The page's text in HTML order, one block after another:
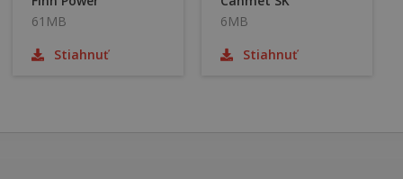
61MB
Stiahnuť
6MB
Stiahnuť